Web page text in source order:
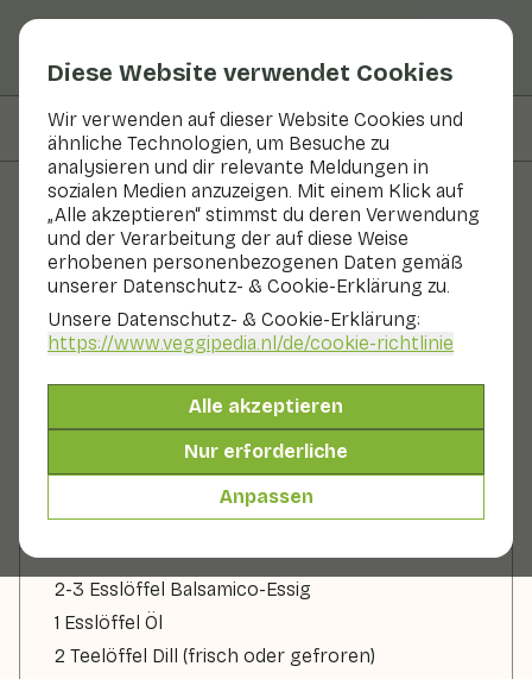
Diese Website verwendet Cookies
Wir verwenden auf dieser Website Cookies und
ähnliche Technologien, um Besuche zu
analysieren und dir relevante Meldungen in
sozialen Medien anzuzeigen. Mit einem Klick auf
„Alle akzeptieren“ stimmst du deren Verwendung
und der Verarbeitung der auf diese Weise
erhobenen personenbezogenen Daten gemäß
unserer Datenschutz- & Cookie-Erklärung zu.
Unsere Datenschutz- & Cookie-Erklärung:
https://www.veggipedia.nl/de/cookie-richtlinie
Alle akzeptieren
Nur erforderliche
Anpassen
Auf dieser Seite Zubereitung
Rezepte
Marinierte Rüben
Hauptgericht 2 Personen 30 - 60 min
Mit saisonalen Produkten
2-3 Esslöffel Balsamico-Essig
1 Esslöffel Öl
2 Teelöffel Dill (frisch oder gefroren)